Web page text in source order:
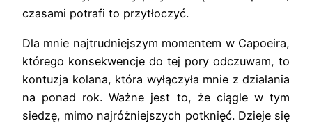
czasami potrafi to przytłoczyć.
Dla mnie najtrudniejszym momentem w Capoeira,
którego konsekwencje do tej pory odczuwam, to
kontuzja kolana, która wyłączyła mnie z działania
na ponad rok. Ważne jest to, że ciągle w tym
siedzę, mimo najróżniejszych potknięć. Dzieje się